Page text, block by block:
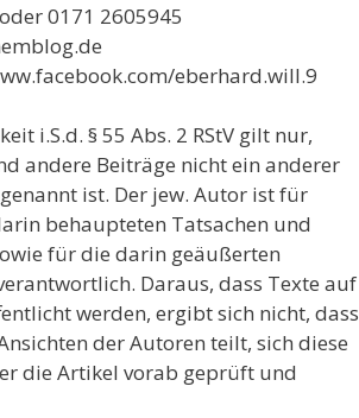
0171 2605945
eberhard.will.9
i.S.d. § 55 Abs. 2 RStV gilt nur,
andere Beiträge nicht ein anderer
ist. Der jew. Autor ist für
behaupteten Tatsachen und
für die darin geäußerten
Daraus, dass Texte auf
werden, ergibt sich nicht, dass
der Autoren teilt, sich diese
die Artikel vorab geprüft und